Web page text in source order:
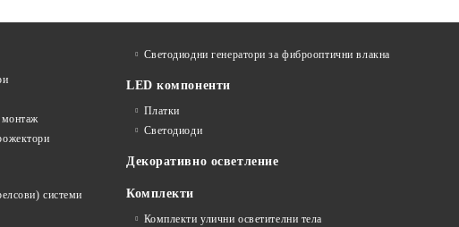
монтаж
системи
Светодиодни генератори за фиброоптични влакна
LED компоненти
Платки
Светодиоди
Декоративно осветление
Комплекти
Комплекти улични осветителни тела